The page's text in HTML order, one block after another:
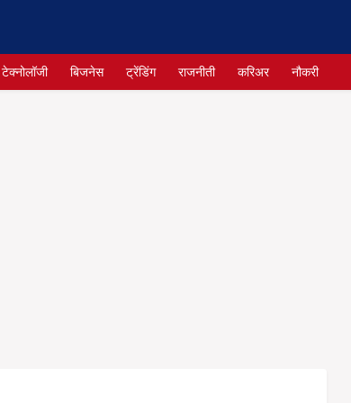
टेक्नोलॉजी बिजनेस ट्रेंडिंग राजनीती करिअर नौकरी